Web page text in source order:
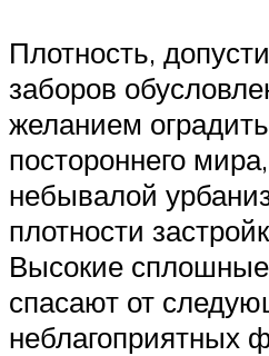
Плотность,
заборов
желанием
постороннего
небывалой
плотности
Высокие
спасают от
неблагоприятных